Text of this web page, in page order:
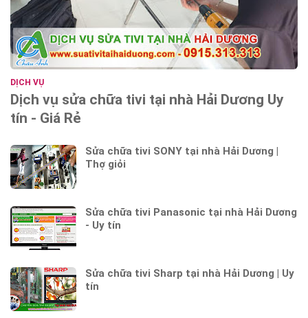
DỊCH VỤ
Dịch vụ sửa chữa tivi tại nhà Hải Dương Uy
tín - Giá Rẻ
Sửa chữa tivi SONY tại nhà Hải Dương |
Thợ giỏi
Sửa chữa tivi Panasonic tại nhà Hải Dương
- Uy tín
Sửa chữa tivi Sharp tại nhà Hải Dương | Uy
tín